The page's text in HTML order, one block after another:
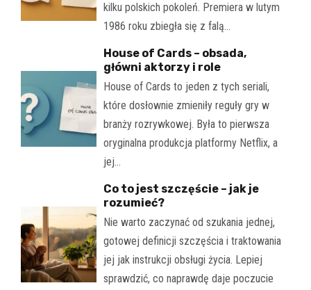
kilku polskich pokoleń. Premiera w lutym
1986 roku zbiegła się z falą…
House of Cards – obsada,
główni aktorzy i role
House of Cards to jeden z tych seriali,
które dosłownie zmieniły reguły gry w
branży rozrywkowej. Była to pierwsza
oryginalna produkcja platformy Netflix, a
jej…
Co to jest szczęście – jak je
rozumieć?
Nie warto zaczynać od szukania jednej,
gotowej definicji szczęścia i traktowania
jej jak instrukcji obsługi życia. Lepiej
sprawdzić, co naprawdę daje poczucie